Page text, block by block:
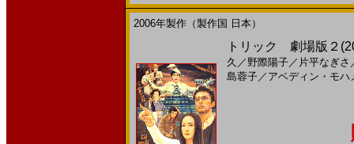
2006年製作（製作国 日本）
トリック 劇場版２
久 ／ 野際陽子／ 片平なぎさ
島蓉子／ アベディン・モハ